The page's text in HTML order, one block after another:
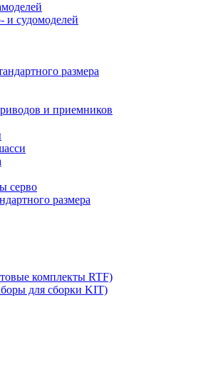
и судомоделей
размера
и приемников
серво
размера
комплекты RTF)
для сборки KIT)